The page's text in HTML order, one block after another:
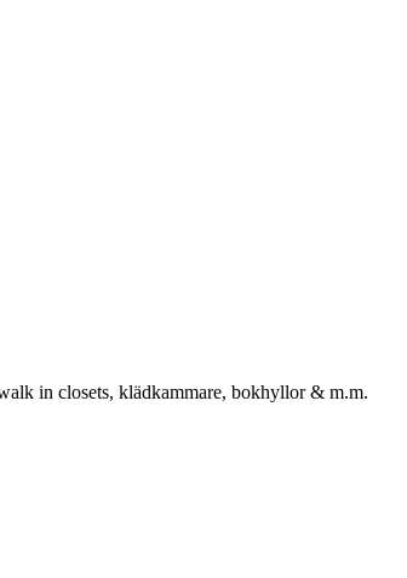
in closets, klädkammare, bokhyllor & m.m.